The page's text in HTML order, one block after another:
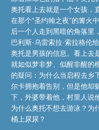
奥托看上去就是一个女孩，
在那个“圣约翰之夜”的篝火
后一个人走到黑暗的角落
巴利斯·乌雷索拉·索拉格伦
奥托是男孩的信息。看上去
就如似梦非梦、似醒非醒的
的疑问：为什么当启程去乡
尔卡拥抱着告别，但是他却
下，外婆带着他，村里人说
为什么奥托不想去游泳？为
桶上尿尿？